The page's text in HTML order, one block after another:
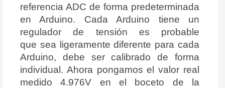
referencia ADC de forma predeterminada
en Arduino. Cada Arduino tiene un
regulador de tensión es probable
que sea ligeramente diferente para cada
Arduino, debe ser calibrado de forma
individual. Ahora pongamos el valor real
medido 4.976V en el boceto de la